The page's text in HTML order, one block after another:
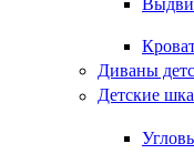
Диваны
Детские